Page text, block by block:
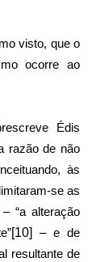
visto, que o
ocorre ao
Édis
razão de não
às
se as
“a alteração
[10] – e de
resultante de